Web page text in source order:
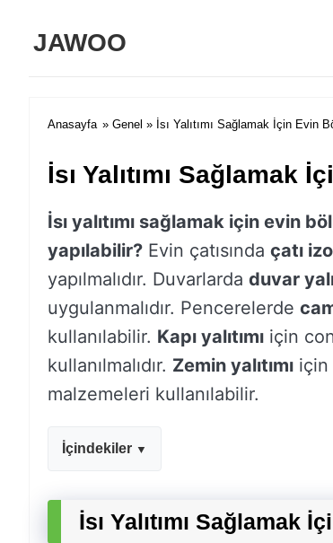
JAWOO
Anasayfa » Genel » İsı Yalıtımı Sağlamak İçin Evin
İsı Yalıtımı Sağlamak
İsı yalıtımı sağlamak için evin
yapılabilir? Evin çatısında çatı
yapılmalıdır. Duvarlarda duvar
uygulanmalıdır. Pencerelerde
kullanılabilir. Kapı yalıtımı için
kullanılmalıdır. Zemin yalıtımı için
malzemeleri kullanılabilir.
İçindekiler
İsı Yalıtımı Sağlamak